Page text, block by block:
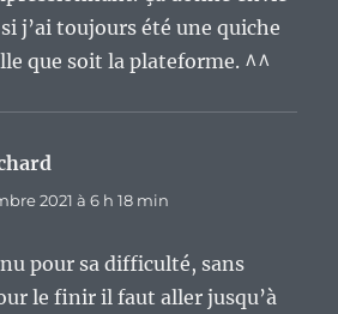
j’ai toujours été une quiche
que soit la plateforme. ^^
2021 à 6 h 18 min
pour sa difficulté, sans
le finir il faut aller jusqu’à